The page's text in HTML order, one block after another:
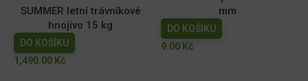
SUMMER letní trávníkové
hnojivo 15 kg
DO KOŠÍKU
1,490.00 Kč
mm
DO KOŠÍKU
9.00 Kč